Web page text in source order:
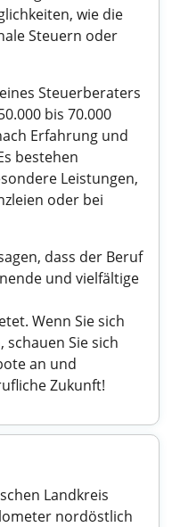
wie die
Steuern oder
Steuerberaters
bis 70.000
Erfahrung und
bestehen
Leistungen,
oder bei
dass der Beruf
und vielfältige
Wenn Sie sich
Sie sich
an und
Zukunft!
Landkreis
nordöstlich